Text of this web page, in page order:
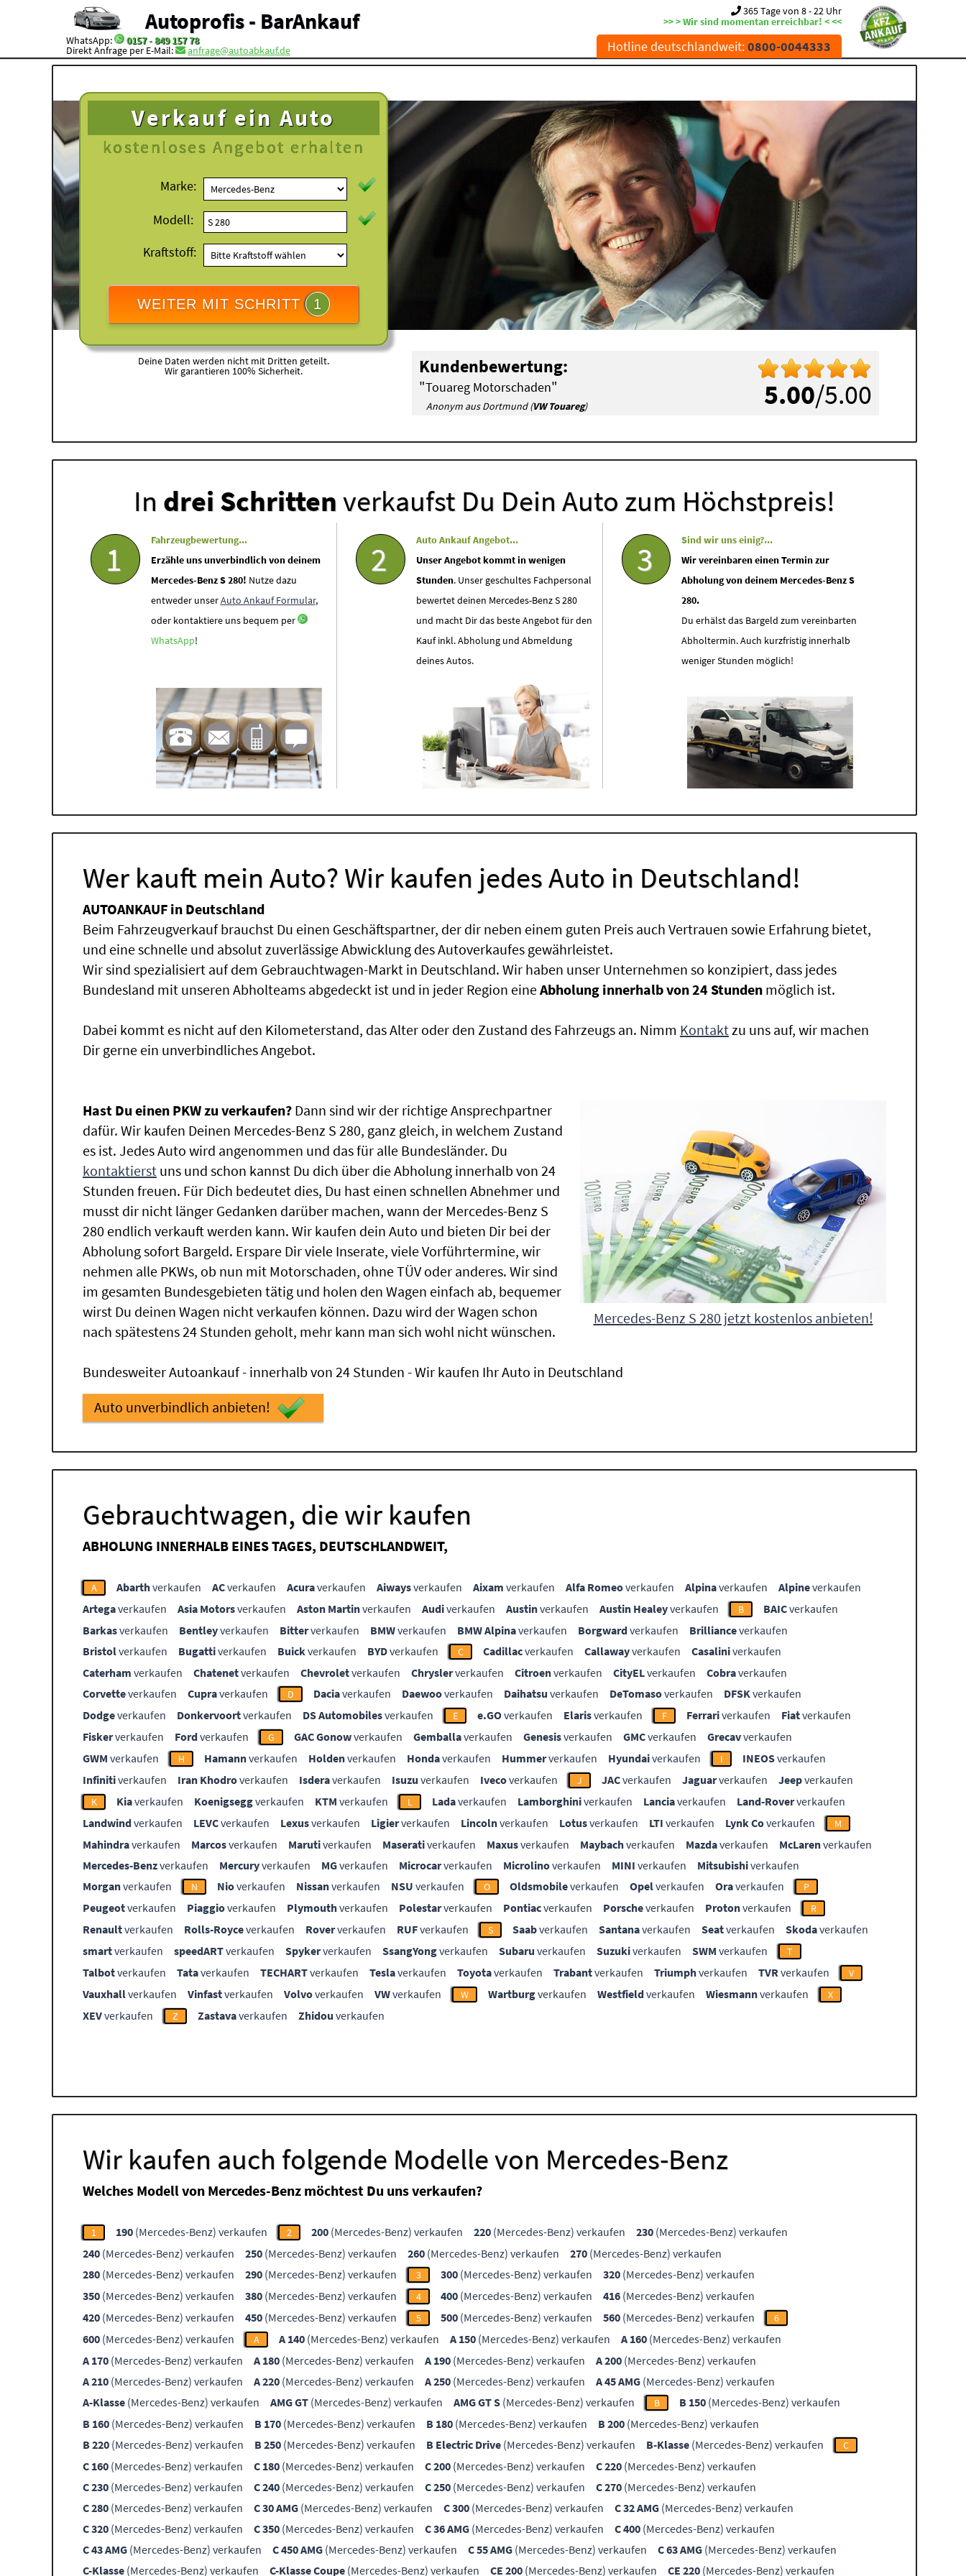
Autoprofis - BarAnkauf
WhatsApp: 0157 - 849 157 78
Direkt Anfrage per E-Mail: anfrage@autoabkauf.de
365 Tage von 8 - 22 Uhr
>> > Wir sind momentan erreichbar! < <<
Hotline deutschlandweit:0800-0044333
Verkauf ein Auto
kostenloses Angebot erhalten
Marke:
Modell:
Kraftstoff:
WEITER MIT SCHRITT 1
Deine Daten werden nicht mit Dritten geteilt.
Wir garantieren 100% Sicherheit.
5.00/5.00
Kundenbewertung:
"Touareg Motorschaden"
Anonym aus Dortmund (VW Touareg)
In drei Schrittenverkaufst Du Dein Auto zum Höchstpreis!
1
Fahrzeugbewertung...
Erzähle uns unverbindlich von deinem
Mercedes-Benz S 280! Nutze dazu
entweder unserAuto Ankauf Formular,
oder kontaktiere uns bequem per
WhatsApp!
2
Auto Ankauf Angebot...
Unser Angebot kommt in wenigen
Stunden. Unser geschultes Fachpersonal
bewertet deinen Mercedes-Benz S 280
und macht Dir das beste Angebot für den
Kauf inkl. Abholung und Abmeldung
deines Autos.
3
Sind wir uns einig?...
Wir vereinbaren einen Termin zur
Abholung von deinem Mercedes-Benz S
280.
Du erhälst das Bargeld zum vereinbarten
Abholtermin. Auch kurzfristig innerhalb
weniger Stunden möglich!
Wer kauft mein Auto? Wir kaufen jedes Auto in Deutschland!
AUTOANKAUF in Deutschland
Beim Fahrzeugverkauf brauchst Du einen Geschäftspartner, der dir neben einem guten Preis auch Vertrauen sowie Erfahrung bietet,
und eine schnelle und absolut zuverlässige Abwicklung des Autoverkaufes gewährleistet.
Wir sind spezialisiert auf dem Gebrauchtwagen-Markt in Deutschland. Wir haben unser Unternehmen so konzipiert, dass jedes
Bundesland mit unseren Abholteams abgedeckt ist und in jeder Region eineAbholung innerhalb von 24 Stunden möglich ist.
Dabei kommt es nicht auf den Kilometerstand, das Alter oder den Zustand des Fahrzeugs an. Nimm Kontaktzu uns auf, wir machen
Dir gerne ein unverbindliches Angebot.
Mercedes-Benz S 280 jetzt kostenlos anbieten!
Hast Du einen PKW zu verkaufen? Dann sind wir der richtige Ansprechpartner
dafür. Wir kaufen Deinen Mercedes-Benz S 280, ganz gleich, in welchem Zustand
es ist. Jedes Auto wird angenommen und das für alle Bundesländer. Du
kontaktierst uns und schon kannst Du dich über die Abholung innerhalb von 24
Stunden freuen. Für Dich bedeutet dies, Du hast einen schnellen Abnehmer und
musst dir nicht länger Gedanken darüber machen, wann der Mercedes-Benz S
280 endlich verkauft werden kann. Wir kaufen dein Auto und bieten Dir bei der
Abholung sofort Bargeld. Erspare Dir viele Inserate, viele Vorführtermine, wir
nehmen alle PKWs, ob nun mit Motorschaden, ohne TÜV oder anderes. Wir sind
im gesamten Bundesgebieten tätig und holen den Wagen einfach ab, bequemer
wirst Du deinen Wagen nicht verkaufen können. Dazu wird der Wagen schon
nach spätestens 24 Stunden geholt, mehr kann man sich wohl nicht wünschen.
Bundesweiter Autoankauf - innerhalb von 24 Stunden - Wir kaufen Ihr Auto in Deutschland
Auto unverbindlich anbieten!
Gebrauchtwagen, die wir kaufen
ABHOLUNG INNERHALB EINES TAGES, DEUTSCHLANDWEIT,
A Abarthverkaufen ACverkaufen Acuraverkaufen Aiwaysverkaufen Aixam verkaufen Alfa Romeoverkaufen Alpinaverkaufen Alpineverkaufen
Artegaverkaufen Asia Motorsverkaufen Aston Martinverkaufen Audiverkaufen Austinverkaufen Austin Healeyverkaufen B BAICverkaufen
Barkasverkaufen Bentleyverkaufen Bitterverkaufen BMWverkaufen BMW Alpinaverkaufen Borgwardverkaufen Brillianceverkaufen
Bristolverkaufen Bugattiverkaufen Buickverkaufen BYDverkaufen C Cadillacverkaufen Callawayverkaufen Casaliniverkaufen
Caterham verkaufen Chatenetverkaufen Chevroletverkaufen Chryslerverkaufen Citroenverkaufen CityELverkaufen Cobraverkaufen
Corvetteverkaufen Cupraverkaufen D Daciaverkaufen Daewooverkaufen Daihatsu verkaufen DeTomasoverkaufen DFSKverkaufen
Dodgeverkaufen Donkervoortverkaufen DS Automobilesverkaufen E e.GOverkaufen Elarisverkaufen F Ferrariverkaufen Fiatverkaufen
Fiskerverkaufen Fordverkaufen G GAC Gonowverkaufen Gemballaverkaufen Genesisverkaufen GMCverkaufen Grecavverkaufen
GWM verkaufen H Hamannverkaufen Holdenverkaufen Hondaverkaufen Hummerverkaufen Hyundaiverkaufen I INEOSverkaufen
Infinitiverkaufen Iran Khodroverkaufen Isderaverkaufen Isuzu verkaufen Ivecoverkaufen J JACverkaufen Jaguarverkaufen Jeepverkaufen
K Kiaverkaufen Koenigseggverkaufen KTM verkaufen L Ladaverkaufen Lamborghiniverkaufen Lanciaverkaufen Land-Roververkaufen
Landwindverkaufen LEVCverkaufen Lexusverkaufen Ligierverkaufen Lincolnverkaufen Lotusverkaufen LTI verkaufen Lynk Coverkaufen M
Mahindraverkaufen Marcosverkaufen Marutiverkaufen Maserativerkaufen Maxusverkaufen Maybachverkaufen Mazdaverkaufen McLarenverkaufen
Mercedes-Benzverkaufen Mercuryverkaufen MGverkaufen Microcarverkaufen Microlinoverkaufen MINI verkaufen Mitsubishiverkaufen
Morganverkaufen N Nioverkaufen Nissanverkaufen NSU verkaufen O Oldsmobileverkaufen Opelverkaufen Oraverkaufen P
Peugeotverkaufen Piaggioverkaufen Plymouthverkaufen Polestarverkaufen Pontiacverkaufen Porscheverkaufen Protonverkaufen R
Renaultverkaufen Rolls-Royceverkaufen Roververkaufen RUFverkaufen S Saabverkaufen Santanaverkaufen Seatverkaufen Skodaverkaufen
smartverkaufen speedARTverkaufen Spykerverkaufen SsangYongverkaufen Subaru verkaufen Suzukiverkaufen SWM verkaufen T
Talbotverkaufen Tataverkaufen TECHARTverkaufen Teslaverkaufen Toyotaverkaufen Trabantverkaufen Triumphverkaufen TVRverkaufen V
Vauxhallverkaufen Vinfastverkaufen Volvoverkaufen VWverkaufen W Wartburgverkaufen Westfieldverkaufen Wiesmannverkaufen X
XEVverkaufen Z Zastavaverkaufen Zhidou verkaufen
Wir kaufen auch folgende Modelle von Mercedes-Benz
Welches Modell von Mercedes-Benz möchtest Du uns verkaufen?
1 190 (Mercedes-Benz) verkaufen 2 200 (Mercedes-Benz) verkaufen 220 (Mercedes-Benz) verkaufen 230 (Mercedes-Benz) verkaufen
240 (Mercedes-Benz) verkaufen 250 (Mercedes-Benz) verkaufen 260 (Mercedes-Benz) verkaufen 270 (Mercedes-Benz) verkaufen
280 (Mercedes-Benz) verkaufen 290 (Mercedes-Benz) verkaufen 3 300 (Mercedes-Benz) verkaufen 320 (Mercedes-Benz) verkaufen
350 (Mercedes-Benz) verkaufen 380 (Mercedes-Benz) verkaufen 4 400 (Mercedes-Benz) verkaufen 416 (Mercedes-Benz) verkaufen
420 (Mercedes-Benz) verkaufen 450 (Mercedes-Benz) verkaufen 5 500 (Mercedes-Benz) verkaufen 560 (Mercedes-Benz) verkaufen 6
600 (Mercedes-Benz) verkaufen A A 140 (Mercedes-Benz) verkaufen A 150 (Mercedes-Benz) verkaufen A 160 (Mercedes-Benz) verkaufen
A 170 (Mercedes-Benz) verkaufen A 180 (Mercedes-Benz) verkaufen A 190 (Mercedes-Benz) verkaufen A 200 (Mercedes-Benz) verkaufen
A 210 (Mercedes-Benz) verkaufen A 220 (Mercedes-Benz) verkaufen A 250 (Mercedes-Benz) verkaufen A 45 AMG (Mercedes-Benz) verkaufen
A-Klasse (Mercedes-Benz) verkaufen AMG GT (Mercedes-Benz) verkaufen AMG GT S (Mercedes-Benz) verkaufen B B 150 (Mercedes-Benz) verkaufen
B 160 (Mercedes-Benz) verkaufen B 170 (Mercedes-Benz) verkaufen B 180 (Mercedes-Benz) verkaufen B 200 (Mercedes-Benz) verkaufen
B 220 (Mercedes-Benz) verkaufen B 250 (Mercedes-Benz) verkaufen B Electric Drive (Mercedes-Benz) verkaufen B-Klasse (Mercedes-Benz) verkaufen C
C 160 (Mercedes-Benz) verkaufen C 180 (Mercedes-Benz) verkaufen C 200 (Mercedes-Benz) verkaufen C 220 (Mercedes-Benz) verkaufen
C 230 (Mercedes-Benz) verkaufen C 240 (Mercedes-Benz) verkaufen C 250 (Mercedes-Benz) verkaufen C 270 (Mercedes-Benz) verkaufen
C 280 (Mercedes-Benz) verkaufen C 30 AMG (Mercedes-Benz) verkaufen C 300 (Mercedes-Benz) verkaufen C 32 AMG (Mercedes-Benz) verkaufen
C 320 (Mercedes-Benz) verkaufen C 350 (Mercedes-Benz) verkaufen C 36 AMG (Mercedes-Benz) verkaufen C 400 (Mercedes-Benz) verkaufen
C 43 AMG (Mercedes-Benz) verkaufen C 450 AMG (Mercedes-Benz) verkaufen C 55 AMG (Mercedes-Benz) verkaufen C 63 AMG (Mercedes-Benz) verkaufen
C-Klasse (Mercedes-Benz) verkaufen C-Klasse Coupe (Mercedes-Benz) verkaufen CE 200 (Mercedes-Benz) verkaufen CE 220 (Mercedes-Benz) verkaufen